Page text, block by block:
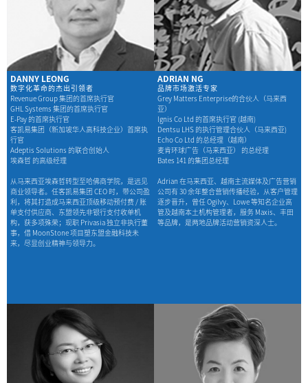
DANNY LEONG
数字化革命的杰出引领者
Revenue Group 集团的首席执行官
GHL Systems 集团的首席执行官
E-Pay 的首席执行官
客凯易集团（新加坡华人高科技企业）首席执
行官
Adeptis Solutions 的联合创始人
埃森哲 的高级经理
从马来西亚埃森哲转型至哈佛商学院，是远见
商业领导者。任客凯易集团 CEO 时，带公司盈
利，将其打造成马来西亚顶级移动预付费 / 账
单支付供应商、东盟领先非银行支付收单机
构，获多项殊荣；现职 Privasia 独立非执行董
事，借 MoonStone 项目塑东盟金融科技未
来，尽显创业精神与领导力。
ADRIAN NG
品牌市场激活专家
Grey Matters Enterprise的合伙人（马来西
亚）
lgnis Co Ltd 的首席执行官 (越南)
Dentsu LHS 的执行管理合伙人（马来西亚)
Echo Co Ltd 的总经理（越南）
麦肯环球广告（马来西亚） 的总经理
Bates 141 的集团总经理
Adrian 在马来西亚、越南主流媒体及广告营销
公司有 30 余年整合营销传播经验，从客户管理
逐步晋升，曾任 Ogilvy、Lowe 等知名企业高
管及越南本土机构管理者，服务 Maxis、丰田
等品牌，是两地品牌活动营销资深人士。